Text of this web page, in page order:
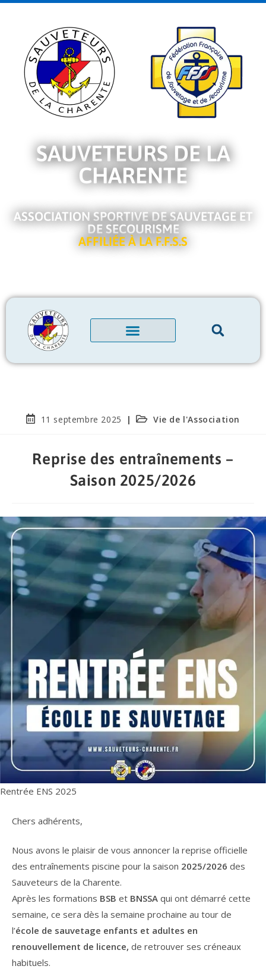
SAUVETEURS DE LA
CHARENTE
ASSOCIATION SPORTIVE DE SAUVETAGE ET
DE SECOURISME
AFFILIÉE À LA F.F.S.S
11 septembre 2025 Vie de l'Association
Reprise des entraînements –
Saison 2025/2026
Rentrée ENS 2025
Chers adhérents,
Nous avons le plaisir de vous annoncer la reprise officielle
des entraînements piscine pour la saison 2025/2026 des
Sauveteurs de la Charente.
Après les formations BSB et BNSSA qui ont démarré cette
semaine, ce sera dès la semaine prochaine au tour de
l’école de sauvetage enfants et adultes en
renouvellement de licence, de retrouver ses créneaux
habituels.